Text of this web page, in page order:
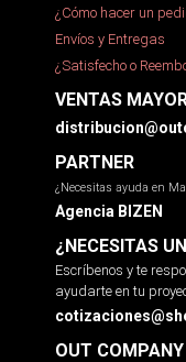
¿Cómo hacer un
Envíos y Entregas
¿Satisfecho o
VENTAS
PARTNER
¿Necesitas ayuda en
Agencia BIZEN
¿NECESITAS
Escríbenos y te
ayudarte en tu
OUT COMPANY